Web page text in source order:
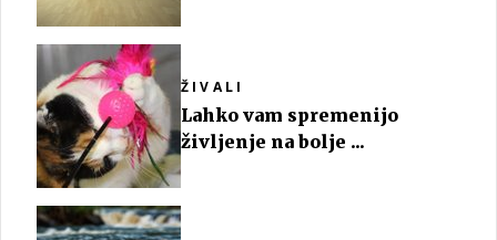
ŽIVALI
Lahko vam spremenijo
življenje na bolje ...